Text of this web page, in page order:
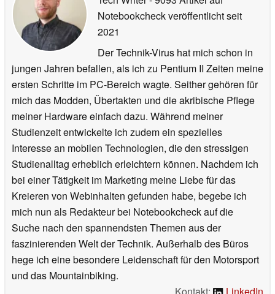
Notebookcheck veröffentlichtseit
2021
Der Technik-Virus hat mich schon in
jungen Jahren befallen, als ich zu Pentium II Zeiten meine
ersten Schritte im PC-Bereich wagte. Seither gehören für
mich das Modden, Übertakten und die akribische Pflege
meiner Hardware einfach dazu. Während meiner
Studienzeit entwickelte ich zudem ein spezielles
Interesse an mobilen Technologien, die den stressigen
Studienalltag erheblich erleichtern können. Nachdem ich
bei einer Tätigkeit im Marketing meine Liebe für das
Kreieren von Webinhalten gefunden habe, begebe ich
mich nun als Redakteur bei Notebookcheck auf die
Suche nach den spannendsten Themen aus der
faszinierenden Welt der Technik. Außerhalb des Büros
hege ich eine besondere Leidenschaft für den Motorsport
und das Mountainbiking.
Kontakt:
LinkedIn